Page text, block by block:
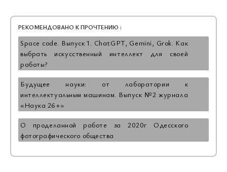
РЕКОМЕНДОВАНО К ПРОЧТЕНИЮ :
Space code. Выпуск 1. ChatGPT, Gemini, Grok. Как
выбрать искусственный интеллект для своей
работы?
Будущее науки: от лаборатории к
интеллектуальным машинам. Выпуск №2 журнала
«Наука 26+»
О проделанной работе за 2020г Одесского
фотографического общества